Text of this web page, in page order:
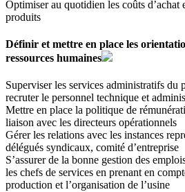
Optimiser au quotidien les coûts d’achat
produits
Définir et mettre en place les
ressources humaines
Superviser les services administratifs du
recruter le personnel technique et
Mettre en place la politique de
liaison avec les directeurs opérationnels
Gérer les relations avec les instances
délégués syndicaux, comité d’entreprise
S’assurer de la bonne gestion des
les chefs de services en prenant en
production et l’organisation de l’usine